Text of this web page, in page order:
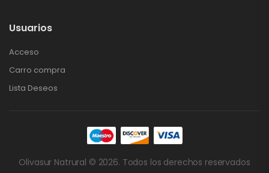
Usuarios
Acceso
Carro compra
Lista Deseos
Olivasur Natrural © 2026. Todos los derechos reservados